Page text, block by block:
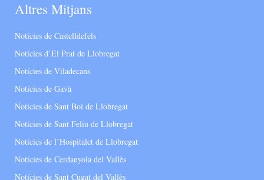
Altres Mitjans
Notícies de Castelldefels
Notícies d’El Prat de Llobregat
Notícies de Viladecans
Notícies de Gavà
Notícies de Sant Boi de Llobregat
Notícies de Sant Feliu de Llobregat
Notícies de l’Hospitalet de Llobregat
Notícies de Cerdanyola del Vallès
Notícies de Sant Cugat del Vallès